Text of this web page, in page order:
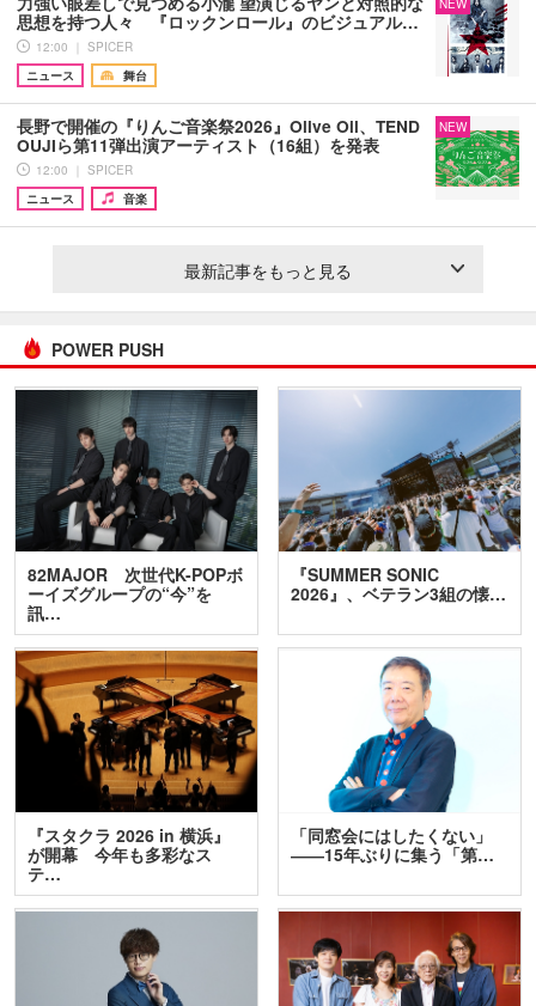
思想を持つ人々 『ロックンロール』のビジュアル…
12:00 ｜ SPICER
ニュース
舞台
NEW
長野で開催の『りんご音楽祭2026』Olive Oil、TEND
OUJIら第11弾出演アーティスト（16組）を発表
12:00 ｜ SPICER
ニュース
音楽
NEW
最新記事をもっと見る
POWER PUSH
82MAJOR 次世代K-POPボ
ーイズグループの“今”を
訊…
『SUMMER SONIC
2026』、ベテラン3組の懐…
『スタクラ 2026 in 横浜』
が開幕 今年も多彩なス
テ…
「同窓会にはしたくない」
――15年ぶりに集う「第…